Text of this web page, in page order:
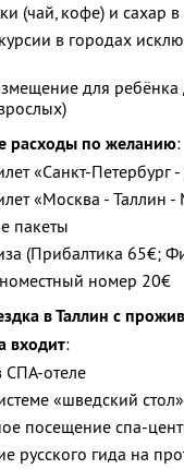
(чай, кофе) и сахар в
в городах
для
расходы по желанию:
«Санкт-Петербург
«Москва - Таллин
пакеты
(Прибалтика 65€;
номер 20€
в Таллин с
входит:
отеле
«шведский стол»
посещение спа-
русского гида на